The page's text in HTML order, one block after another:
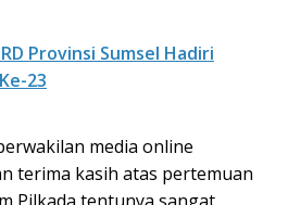
Provinsi Sumsel Hadiri
23
media online
terima kasih atas pertemuan
Pilkada tentunya sangat